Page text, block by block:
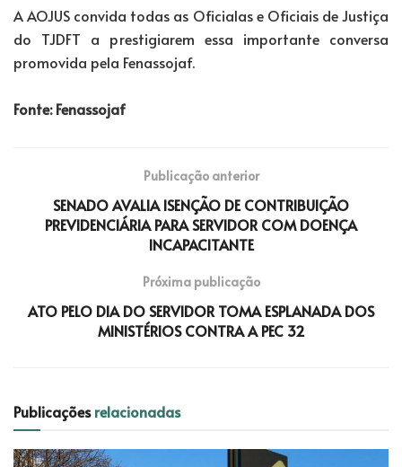
A AOJUS convida todas as Oficialas e Oficiais de Justiça
do TJDFT a prestigiarem essa importante conversa
promovida pela Fenassojaf.
Fonte: Fenassojaf
Publicação anterior
SENADO AVALIA ISENÇÃO DE CONTRIBUIÇÃO
PREVIDENCIÁRIA PARA SERVIDOR COM DOENÇA
INCAPACITANTE
Próxima publicação
ATO PELO DIA DO SERVIDOR TOMA ESPLANADA DOS
MINISTÉRIOS CONTRA A PEC 32
Publicaçõesrelacionadas